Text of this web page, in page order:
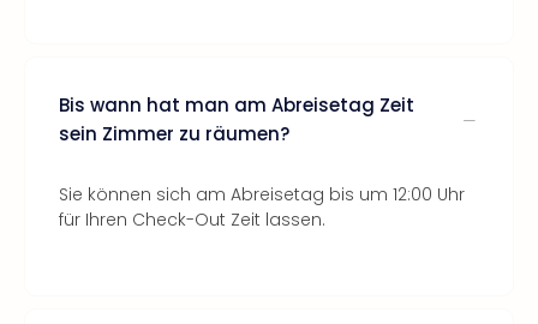
Bis wann hat man am Abreisetag Zeit
sein Zimmer zu räumen?
Sie können sich am Abreisetag bis um 12:00 Uhr
für Ihren Check-Out Zeit lassen.